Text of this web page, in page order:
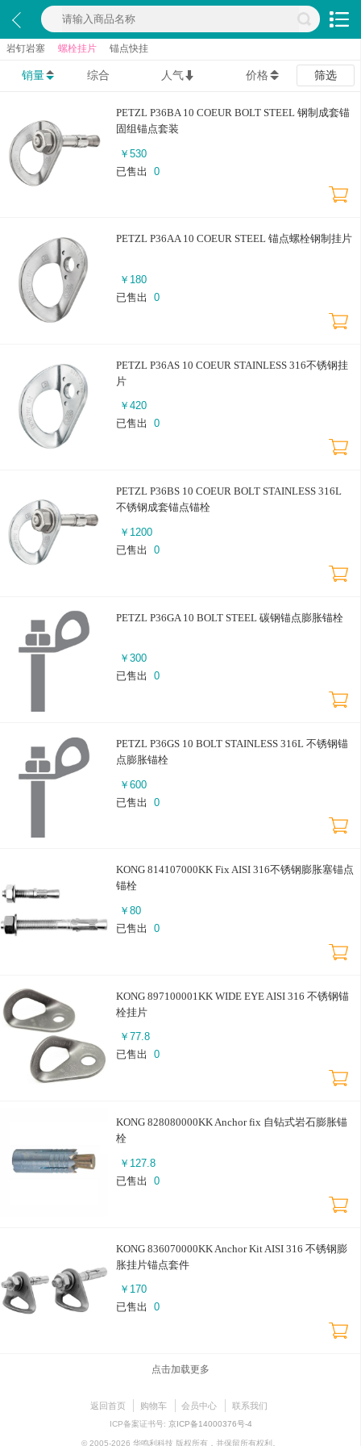
岩钉岩塞 螺栓挂片 锚点快挂
销量 综合 人气 价格 筛选
PETZL P36BA 10 COEUR BOLT STEEL 钢制成套锚
固组锚点套装
￥ 530
已售出
0
PETZL P36AA 10 COEUR STEEL 锚点螺栓钢制挂片
￥ 180
已售出
0
PETZL P36AS 10 COEUR STAINLESS 316不锈钢挂
片
￥ 420
已售出
0
PETZL P36BS 10 COEUR BOLT STAINLESS 316L
不锈钢成套锚点锚栓
￥ 1200
已售出
0
PETZL P36GA 10 BOLT STEEL 碳钢锚点膨胀锚栓
￥ 300
已售出
0
PETZL P36GS 10 BOLT STAINLESS 316L 不锈钢锚
点膨胀锚栓
￥ 600
已售出
0
KONG 814107000KK Fix AISI 316不锈钢膨胀塞锚点
锚栓
￥ 80
已售出
0
KONG 897100001KK WIDE EYE AISI 316 不锈钢锚
栓挂片
￥ 77.8
已售出
0
KONG 828080000KK Anchor fix 自钻式岩石膨胀锚
栓
￥ 127.8
已售出
0
KONG 836070000KK Anchor Kit AISI 316 不锈钢膨
胀挂片锚点套件
￥ 170
已售出
0
点击加载更多
返回首页 购物车 会员中心 联系我们
ICP备案证书号: 京ICP备14000376号-4
© 2005-2026 华鸣利科技 版权所有，并保留所有权利。